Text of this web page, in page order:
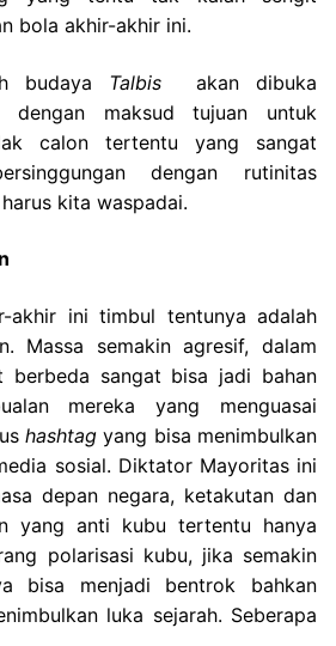
bola akhir-akhir ini.
budaya Talbis
akan dibuka
maksud tujuan untuk
calon tertentu yang sangat
dengan rutinitas
kita waspadai.
akhir ini timbul tentunya adalah
Massa semakin agresif, dalam
berbeda sangat bisa jadi bahan
mereka yang menguasai
hashtag yang bisa menimbulkan
sosial. Diktator Mayoritas ini
depan negara, ketakutan dan
yang anti kubu tertentu hanya
polarisasi kubu, jika semakin
bisa menjadi bentrok bahkan
luka sejarah. Seberapa